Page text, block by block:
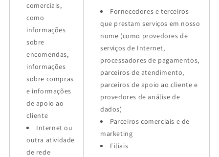
comerciais,
como
informações
sobre
encomendas,
informações
sobre compras
e informações
de apoio ao
cliente
Internet ou
outra atividade
de rede
Fornecedores e terceiros
que prestam serviços em nosso
nome (como provedores de
serviços de Internet,
processadores de pagamentos,
parceiros de atendimento,
parceiros de apoio ao cliente e
provedores de análise de
dados)
Parceiros comerciais e de
marketing
Filiais